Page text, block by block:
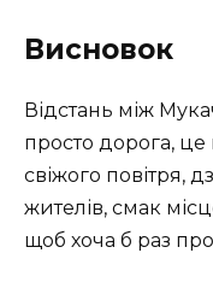
Висновок
Відстань між
просто дорога, це
свіжого повітря,
жителів, смак
щоб хоча б раз